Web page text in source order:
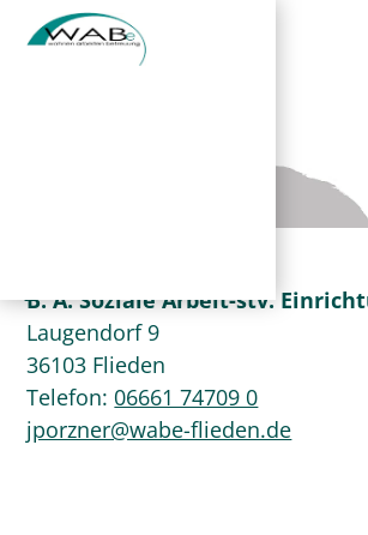
B. A. Soziale Arbeit-stv.
Laugendorf 9
36103 Flieden
Telefon: 06661 74709 0
jporzner@wabe-flieden.de